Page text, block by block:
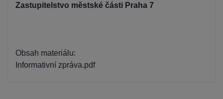
Zastupitelstvo městské části Praha 7
Obsah materiálu: